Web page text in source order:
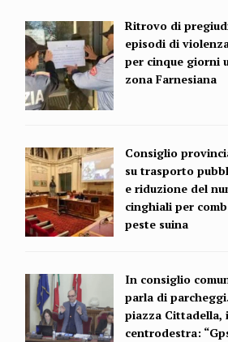
Ritrovo di
episodi di
per cinque giorni
zona Farnesiana
Consiglio
su trasporto
e riduzione del
cinghiali per
peste suina
In consiglio
parla di
piazza Cittadella,
centrodestra: